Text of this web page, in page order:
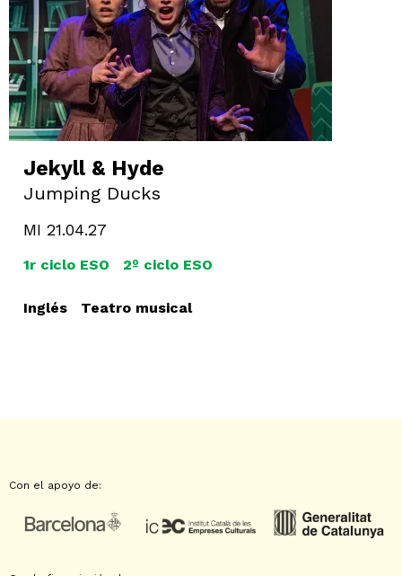
Jekyll & Hyde
Jumping Ducks
MI 21.04.27
1r ciclo ESO 2º ciclo ESO
Inglés Teatro musical
Con el apoyo de: